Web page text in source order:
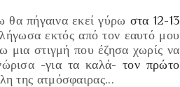
θα πήγαινα εκεί γύρω στα 12-13
εκτός από τον εαυτό μου
μια στιγμή που έζησα χωρίς να
-για τα καλά- τον πρώτο
της ατμόσφαιρας...